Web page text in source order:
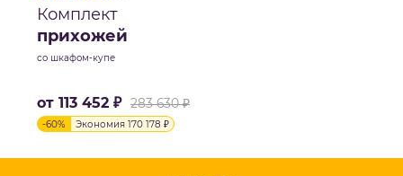
Комплект
прихожей
со шкафом-купе
от 113 452 ₽ 283 630 ₽
-60% Экономия 170 178 ₽